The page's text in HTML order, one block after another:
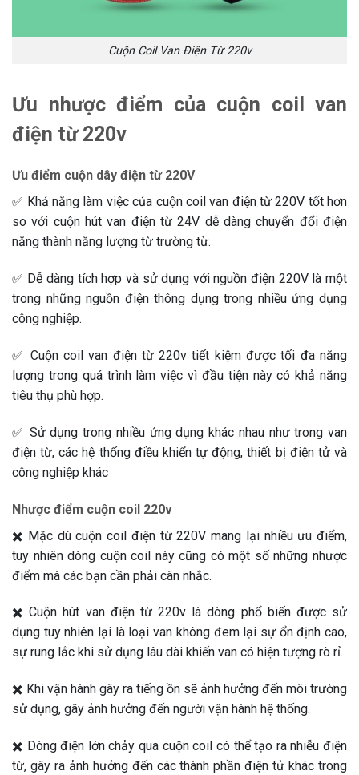
Cuộn Coil Van Điện Từ 220v
Ưu nhược điểm của cuộn coil van
điện từ 220v
Ưu điểm cuộn dây điện từ 220V
✅ Khả năng làm việc của cuộn coil van điện từ 220V tốt hơn
so với cuộn hút van điện từ 24V dễ dàng chuyển đổi điện
năng thành năng lượng từ trường từ.
✅ Dễ dàng tích hợp và sử dụng với nguồn điện 220V là một
trong những nguồn điện thông dụng trong nhiều ứng dụng
công nghiệp.
✅ Cuộn coil van điện từ 220v tiết kiệm được tối đa năng
lượng trong quá trình làm việc vì đầu tiện này có khả năng
tiêu thụ phù hợp.
✅ Sử dụng trong nhiều ứng dụng khác nhau như trong van
điện từ, các hệ thống điều khiển tự động, thiết bị điện tử và
công nghiệp khác
Nhược điểm cuộn coil 220v
✖️ Mặc dù cuộn coil điện từ 220V mang lại nhiều ưu điểm,
tuy nhiên dòng cuộn coil này cũng có một số những nhược
điểm mà các bạn cần phải cân nhắc.
✖️ Cuộn hút van điện từ 220v là dòng phổ biến được sử
dụng tuy nhiên lại là loại van không đem lại sự ổn định cao,
sự rung lắc khi sử dụng lâu dài khiến van có hiện tượng rò rỉ.
✖️ Khi vận hành gây ra tiếng ồn sẽ ảnh hưởng đến môi trường
sử dụng, gây ảnh hưởng đến người vận hành hệ thống.
✖️ Dòng điện lớn chảy qua cuộn coil có thể tạo ra nhiễu điện
từ, gây ra ảnh hưởng đến các thành phần điện tử khác trong